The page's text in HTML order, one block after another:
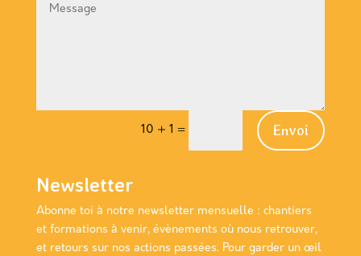
10 + 1 = Envoi
Newsletter
Abonne toi à notre newsletter mensuelle : chantiers
et formations à venir, évènements où nous retrouver,
et retours sur nos actions passées. Pour garder un œil